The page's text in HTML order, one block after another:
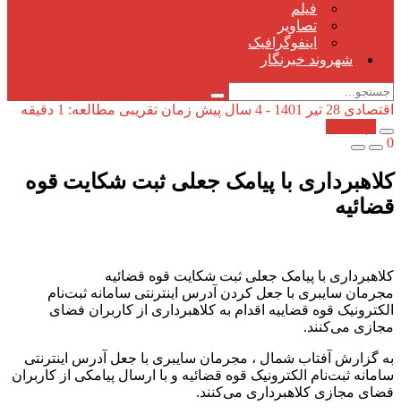
فیلم
تصاویر
اینفوگرافیک
شهروند خبرنگار
اقتصادی 28 تیر 1401 - 4 سال پیش
زمان تقریبی مطالعه: 1 دقیقه
0
کلاهبرداری با پیامک جعلی ثبت شکایت قوه
قضائیه
کلاهبرداری با پیامک جعلی ثبت شکایت قوه قضائیه
مجرمان سایبری با جعل کردن آدرس اینترنتی سامانه ثبت‌نام
الکترونیک قوه قضاییه اقدام به کلاهبرداری از کاربران فضای
مجازی می‌کنند.
به گزارش آفتاب شمال ، مجرمان سایبری با جعل آدرس اینترنتی
سامانه ثبت‌نام الکترونیک قوه قضائیه و با ارسال پیامکی از کاربران
فضای مجازی کلاهبرداری می‌کنند.